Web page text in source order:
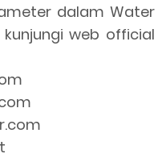
dalam Water
web official